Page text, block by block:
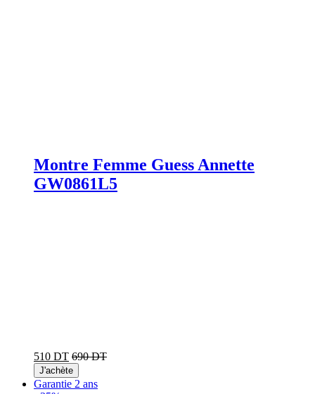
Montre Femme Guess Annette
GW0861L5
510 DT 690 DT
J'achète
Garantie 2 ans